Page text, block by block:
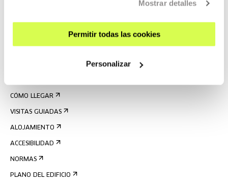
Mostrar detalles
Permitir todas las cookies
Personalizar
REGÍSTRATE AL BOLETÍN
CÓMO LLEGAR
VISITAS GUIADAS
ALOJAMIENTO
ACCESIBILIDAD
NORMAS
PLANO DEL EDIFICIO